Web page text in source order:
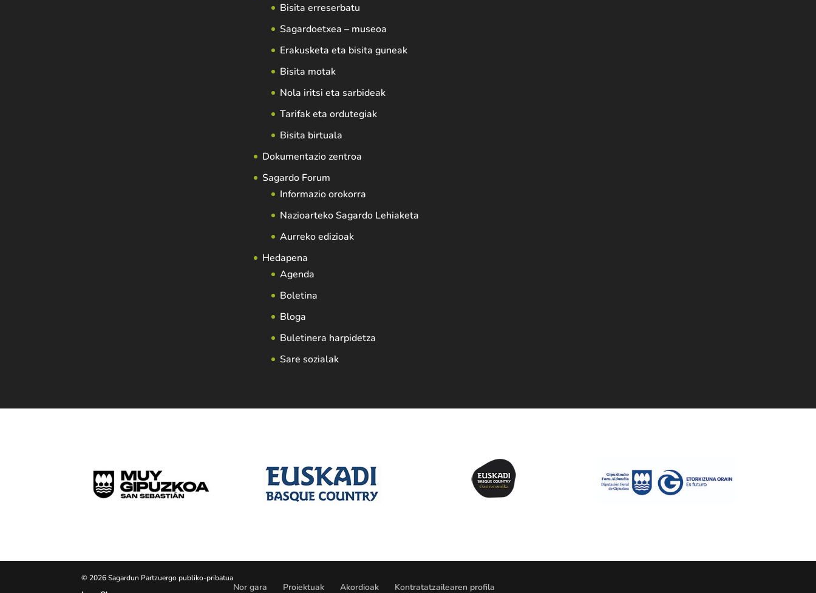
Bisita erreserbatu
Sagardoetxea – museoa
Erakusketa eta bisita guneak
Bisita motak
Nola iritsi eta sarbideak
Tarifak eta ordutegiak
Bisita birtuala
Dokumentazio zentroa
Sagardo Forum
Informazio orokorra
Nazioarteko Sagardo Lehiaketa
Aurreko edizioak
Hedapena
Agenda
Boletina
Bloga
Buletinera harpidetza
Sare sozialak
© 2026 Sagardun Partzuergo publiko-pribatua
Nor gara Proiektuak Akordioak Kontratatzailearen profila